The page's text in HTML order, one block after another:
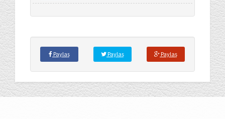
Paylaş Paylaş Paylaş